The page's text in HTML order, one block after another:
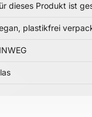
dieses Produkt ist
plastikfrei